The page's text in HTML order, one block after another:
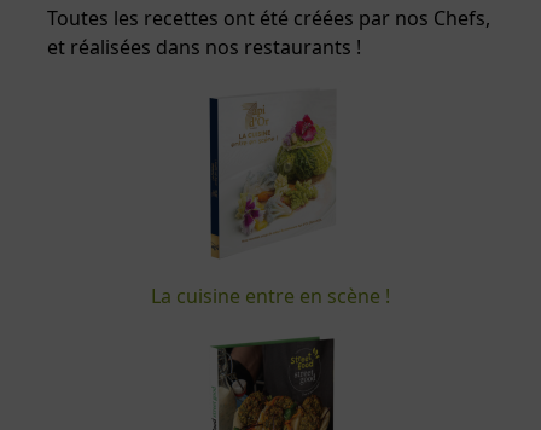
Toutes les recettes ont été créées par nos Chefs,
et réalisées dans nos restaurants !
La cuisine entre en scène !